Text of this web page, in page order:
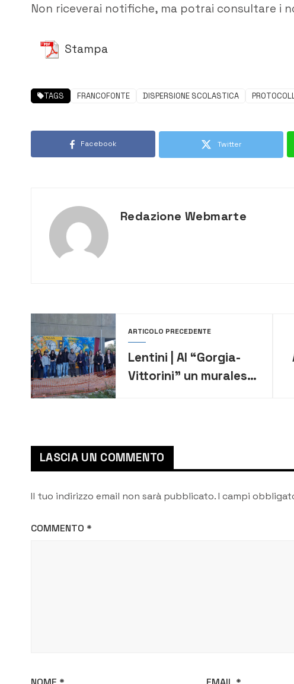
Non riceverai notifiche, ma potrai consultare i
Stampa
TAGS FRANCOFONTE DISPERSIONE SCOLASTICA
Facebook Twitter
Redazione Webmarte
ARTICOLO PRECEDENTE
Lentini | Al “Gorgia-
Vittorini” un murales
LASCIA UN COMMENTO
Il tuo indirizzo email non sarà pubblicato.I campi
COMMENTO *